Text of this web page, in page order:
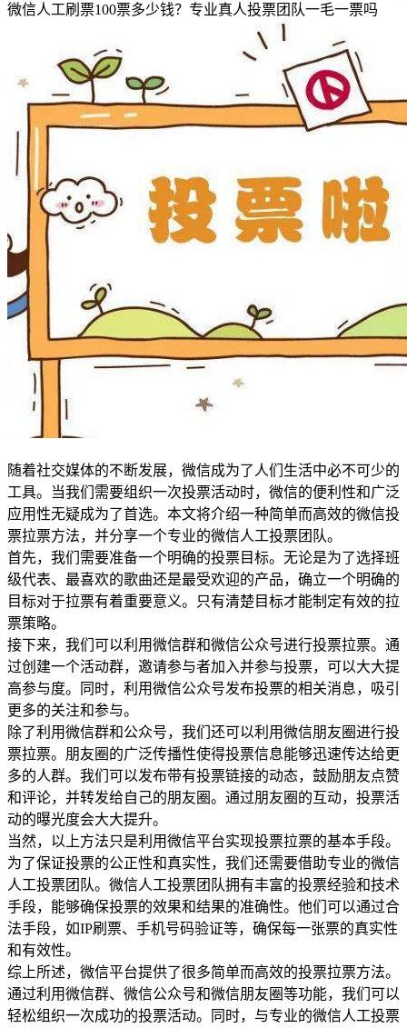
微信人工刷票100票多少钱？专业真人投票团队一毛一票吗
随着社交媒体的不断发展，微信成为了人们生活中必不可少的
工具。当我们需要组织一次投票活动时，微信的便利性和广泛
应用性无疑成为了首选。本文将介绍一种简单而高效的微信投
票拉票方法，并分享一个专业的微信人工投票团队。
首先，我们需要准备一个明确的投票目标。无论是为了选择班
级代表、最喜欢的歌曲还是最受欢迎的产品，确立一个明确的
目标对于拉票有着重要意义。只有清楚目标才能制定有效的拉
票策略。
接下来，我们可以利用微信群和微信公众号进行投票拉票。通
过创建一个活动群，邀请参与者加入并参与投票，可以大大提
高参与度。同时，利用微信公众号发布投票的相关消息，吸引
更多的关注和参与。
除了利用微信群和公众号，我们还可以利用微信朋友圈进行投
票拉票。朋友圈的广泛传播性使得投票信息能够迅速传达给更
多的人群。我们可以发布带有投票链接的动态，鼓励朋友点赞
和评论，并转发给自己的朋友圈。通过朋友圈的互动，投票活
动的曝光度会大大提升。
当然，以上方法只是利用微信平台实现投票拉票的基本手段。
为了保证投票的公正性和真实性，我们还需要借助专业的微信
人工投票团队。微信人工投票团队拥有丰富的投票经验和技术
手段，能够确保投票的效果和结果的准确性。他们可以通过合
法手段，如IP刷票、手机号码验证等，确保每一张票的真实性
和有效性。
综上所述，微信平台提供了很多简单而高效的投票拉票方法。
通过利用微信群、微信公众号和微信朋友圈等功能，我们可以
轻松组织一次成功的投票活动。同时，与专业的微信人工投票